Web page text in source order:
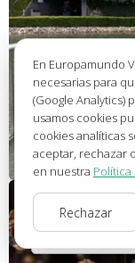
Bienvenido
En Europamundo
necesarias para
(Google Analytics)
usamos cookies
cookies analíticas
aceptar, rechazar
en nuestra Política
Rechazar